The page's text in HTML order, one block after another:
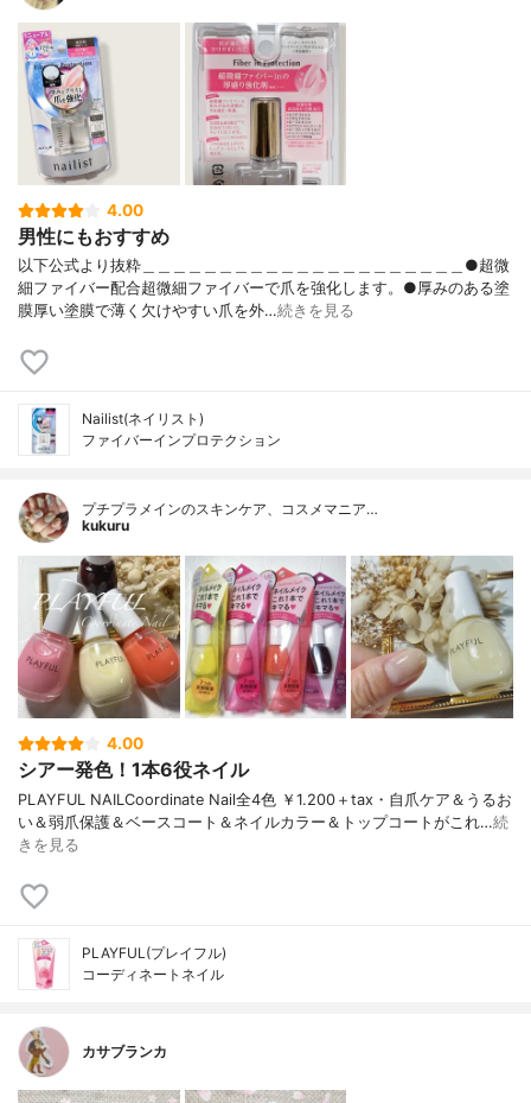
4.00
男性にもおすすめ
以下公式より抜粋＿＿＿＿＿＿＿＿＿＿＿＿＿＿＿＿＿＿＿＿＿●超微
細ファイバー配合超微細ファイバーで爪を強化します。●厚みのある塗
膜厚い塗膜で薄く欠けやすい爪を外…続きを見る
Nailist(ネイリスト)
ファイバーイン​プロテクション
プチプラメインのスキンケア、コスメマニア…
kukuru
4.00
シアー発色！1本6役ネイル
PLAYFUL NAILCoordinate Nail全4色 ￥1.200＋tax・自爪ケア＆うるお
い＆弱爪保護＆ベースコート＆ネイルカラー＆トップコートがこれ…続
きを見る
PLAYFUL(プレイフル)
コーディネートネイル
カサブランカ